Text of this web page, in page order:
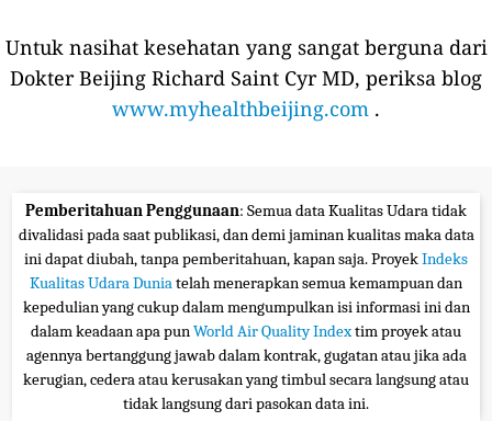
Untuk nasihat kesehatan yang sangat berguna dari
Dokter Beijing Richard Saint Cyr MD, periksa blog
www.myhealthbeijing.com .
Pemberitahuan Penggunaan: Semua data Kualitas Udara tidak
divalidasi pada saat publikasi, dan demi jaminan kualitas maka data
ini dapat diubah, tanpa pemberitahuan, kapan saja. ProyekIndeks
Kualitas Udara Duniatelah menerapkan semua kemampuan dan
kepedulian yang cukup dalam mengumpulkan isi informasi ini dan
dalam keadaan apa punWorld Air Quality Indextim proyek atau
agennya bertanggung jawab dalam kontrak, gugatan atau jika ada
kerugian, cedera atau kerusakan yang timbul secara langsung atau
tidak langsung dari pasokan data ini.